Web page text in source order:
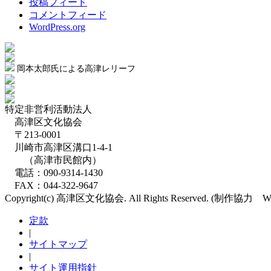
コメントフィード
WordPress.org
岡本太郎氏による高津レリーフ
特定非営利活動法人
高津区文化協会
〒213-0001
川崎市高津区溝口1-4-1
（高津市民館内）
電話：090-9314-1430
FAX：044-322-9647
Copyright(c) 高津区文化協会. All Rights Reserved. (制作協力
定款
|
サイトマップ
|
サイト運用指針